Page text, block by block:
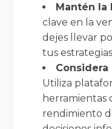
Mantén la
clave en la
dejes llevar
tus
Considera
Utiliza
herramientas
rendimiento